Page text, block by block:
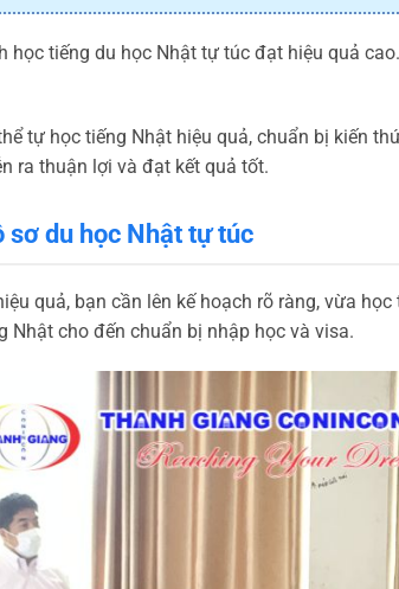
học tiếng du học Nhật tự túc đạt hiệu quả
tự học tiếng Nhật hiệu quả, chuẩn bị kiến
ra thuận lợi và đạt kết quả tốt.
sơ du học Nhật tự túc
quả, bạn cần lên kế hoạch rõ ràng, vừa
Nhật cho đến chuẩn bị nhập học và visa.